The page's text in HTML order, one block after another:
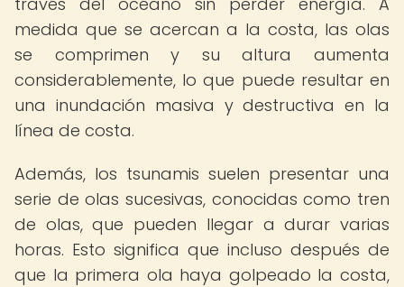
medida que se acercan a la costa, las olas
se comprimen y su altura aumenta
considerablemente, lo que puede resultar en
una inundación masiva y destructiva en la
línea de costa.
Además, los tsunamis suelen presentar una
serie de olas sucesivas, conocidas como tren
de olas, que pueden llegar a durar varias
horas. Esto significa que incluso después de
que la primera ola haya golpeado la costa,